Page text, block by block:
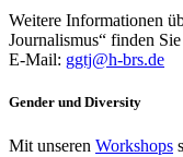
Weitere Informationen
Journalismus“ finden
E-Mail: ggtj@h-brs.de
Gender und Diversity
Mit unseren Workshops